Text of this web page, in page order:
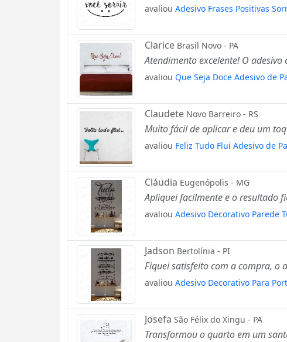
avaliou Adesivo Frases Positivas
Clarice Brasil Novo - PA
Atendimento excelente! O
avaliou Que Seja Doce Adesivo de
Claudete Novo Barreiro - RS
Muito fácil de aplicar e deu um
avaliou Feliz Tudo Flui Adesivo de
Cláudia Eugenópolis - MG
Apliquei facilmente e o resultado
avaliou Adesivo Decorativo Parede
Jadson Bertolínia - PI
Fiquei satisfeito com a compra, o
avaliou Adesivo Decorativo Para
Josefa São Félix do Xingu - PA
Transformou o quarto em um